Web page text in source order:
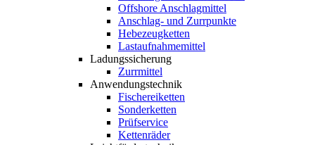
Offshore Anschlagmittel
Anschlag- und Zurrpunkte
Hebezeugketten
Lastaufnahmemittel
Ladungssicherung
Zurrmittel
Anwendungstechnik
Fischereiketten
Sonderketten
Prüfservice
Kettenräder